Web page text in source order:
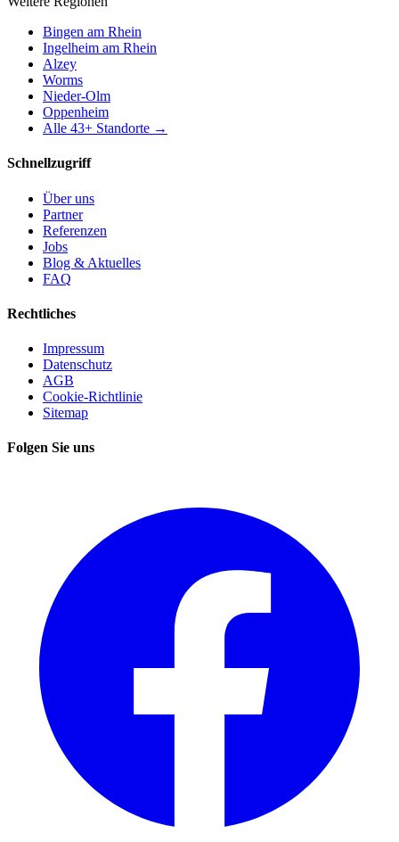
Bingen am Rhein
Ingelheim am Rhein
Alzey
Worms
Nieder-Olm
Oppenheim
Alle 43+ Standorte →
Schnellzugriff
Über uns
Partner
Referenzen
Jobs
Blog & Aktuelles
FAQ
Rechtliches
Impressum
Datenschutz
AGB
Cookie-Richtlinie
Sitemap
Folgen Sie uns